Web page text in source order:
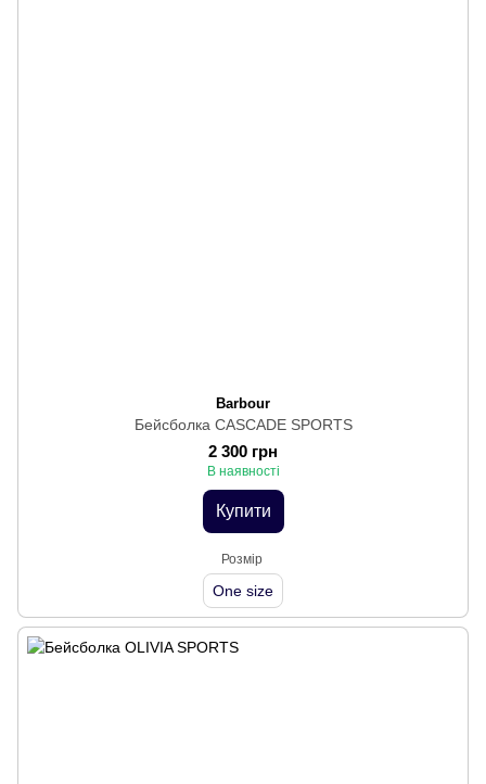
Barbour
Бейсболка CASCADE SPORTS
2 300 грн
В наявності
Купити
Розмір
One size